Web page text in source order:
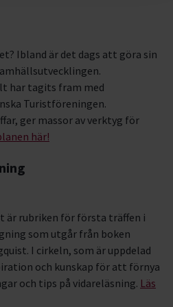
Ibland är det dags att göra sin
har tagits fram med
Turistföreningen.
ger massor av verktyg för
här!
är rubriken för första träffen i
som utgår från boken
I cirkeln, som är uppdelad
och kunskap för att förnya
och tips på vidareläsning. Läs